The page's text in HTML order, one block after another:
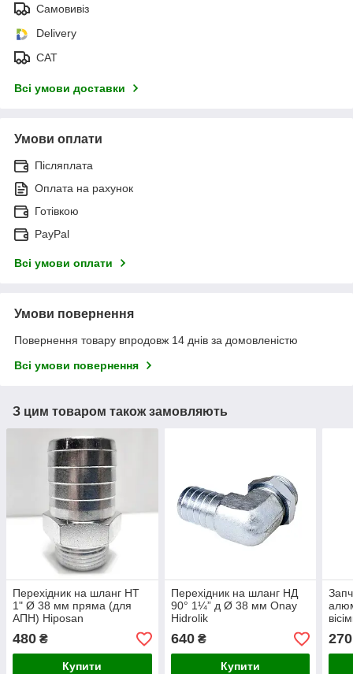
Самовивіз
Delivery
САТ
Всі умови доставки
Умови оплати
Післяплата
Оплата на рахунок
Готівкою
PayPal
Всі умови оплати
Умови повернення
Повернення товару впродовж 14 днів за домовленістю
Всі умови повернення
З цим товаром також замовляють
Перехідник на шланг НТ
1" Ø 38 мм пряма (для
АПН) Hiposan
480 ₴
Купити
Перехідник на шланг НД
90° 1¼” д Ø 38 мм Onay
Hidrolik
640₴
Купити
270